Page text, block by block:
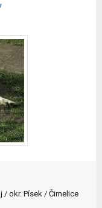
/ okr. Písek / Čimelice